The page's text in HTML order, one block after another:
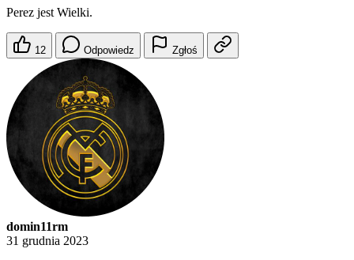
Perez jest Wielki.
12 Odpowiedz Zgłoś
domin11rm
31 grudnia 2023